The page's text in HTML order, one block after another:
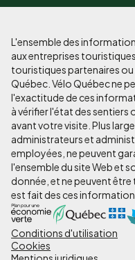
L'ensemble des
aux entreprises
touristiques partenaires ou
Québec. Vélo Québec ne
l'exactitude de ces
à vérifier l'état des
avant votre visite. Plus
administrateurs et
employées, ne peuvent
l'ensemble du site Web et
donnée, et ne peuvent être
est fait des ces
Pied
Conditions d'utilisation
Cookies